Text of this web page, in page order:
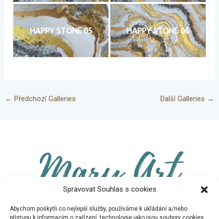
Spravovat Souhlas s cookies
Abychom poskytli co nejlepší služby, používáme k ukládání a/nebo
přístupu k informacím o zařízení, technologie jako jsou soubory cookies.
HAPPY STONE 05 HAPPY STONE 06
← Předchozí Galleries Další Galleries →